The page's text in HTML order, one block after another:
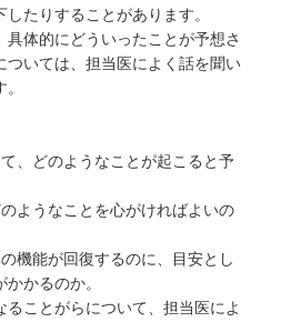
たりすることがあります。
具体的にどういったことが予想さ
ついては、担当医によく話を聞い
、どのようなことが起こると予
ようなことを心がければよいの
機能が回復するのに、目安とし
かるのか。
ることがらについて、担当医によ